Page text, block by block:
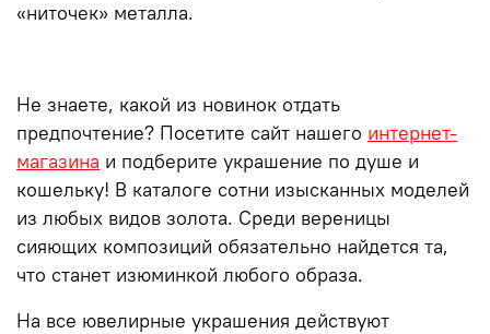
«ниточек» металла.
Не знаете, какой из новинок отдать
предпочтение? Посетите сайт нашего интернет-
магазина и подберите украшение по душе и
кошельку! В каталоге сотни изысканных моделей
из любых видов золота. Среди вереницы
сияющих композиций обязательно найдется та,
что станет изюминкой любого образа.
На все ювелирные украшения действуют